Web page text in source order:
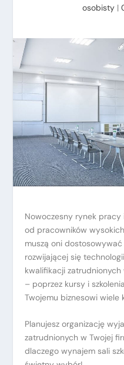
osobisty|
Nowoczesny rynek pracy
od pracowników
muszą oni
rozwijającej się
kwalifikacji
– poprzez kursy i
Twojemu biznesowi wiele
Planujesz organizację
zatrudnionych w Twojej
dlaczego wynajem sali